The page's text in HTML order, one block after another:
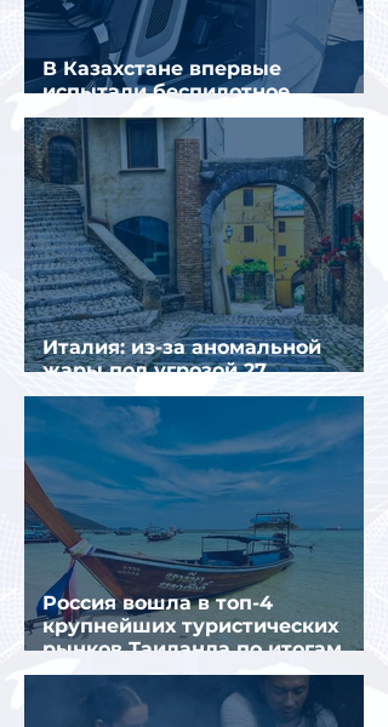
В Казахстане впервые
испытали беспилотное
аэротакси с пассажирами
Италия: из-за аномальной
жары под угрозой 27
крупнейших городов
Россия вошла в топ-4
крупнейших туристических
рынков Таиланда по итогам
семи месяцев 2026 года